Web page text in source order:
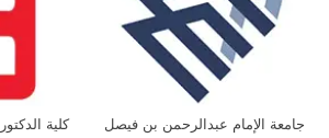
جامعة الإمام عبدالرحمن بن فيصل
كلية